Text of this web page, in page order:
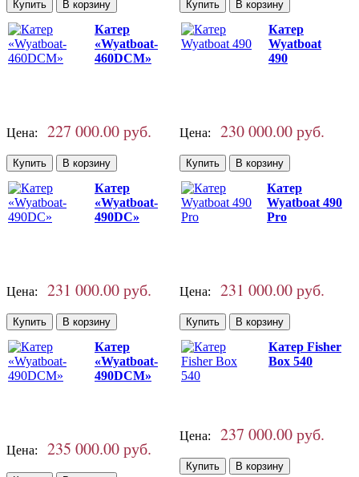
Катер
«Wyatboat-
460DCM»
Цена: 227 000.00 руб.
Катер
Wyatboat
490
Цена: 230 000.00 руб.
Катер
«Wyatboat-
490DC»
Цена: 231 000.00 руб.
Катер
Wyatboat 490
Pro
Цена: 231 000.00 руб.
Катер
«Wyatboat-
490DCM»
Цена: 235 000.00 руб.
Катер Fisher
Box 540
Цена: 237 000.00 руб.